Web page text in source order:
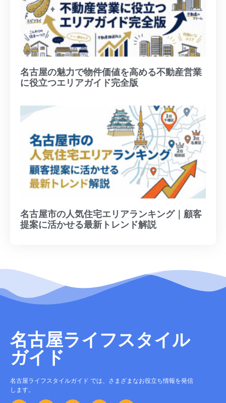
名古屋の魅力で物件価値を高める不動産営業
に役立つエリアガイド完全版
名古屋市の人気住宅エリアランキング｜顧客
提案に活かせる最新トレンド解説
名古屋ライフスタイル
ガイド
名古屋ライフスタイルガイド では、さまざまなお役立ち情報を発信
します。